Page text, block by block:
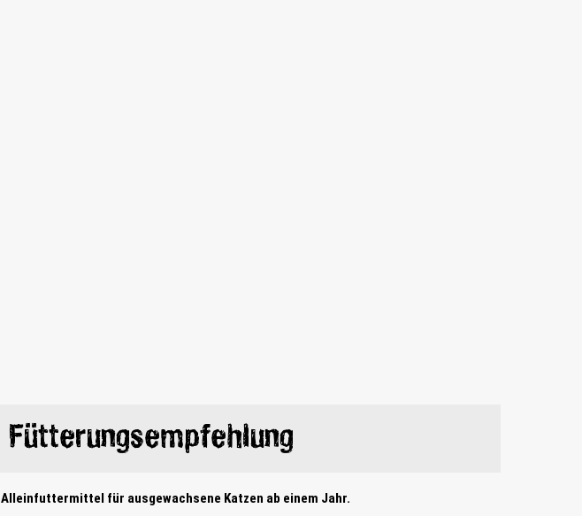
Fütterungsempfehlung
Alleinfuttermittel für ausgewachsene Katzen ab einem Jahr.